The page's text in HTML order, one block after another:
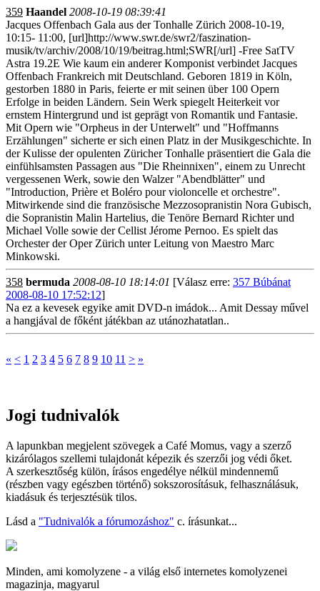
359 Haandel 2008-10-19 08:39:41
Jacques Offenbach Gala aus der Tonhalle Zürich 2008-10-19,
10:15- 11:00, [url]http://www.swr.de/swr2/faszination-
musik/tv/archiv/2008/10/19/beitrag.html;SWR[/url] -Free SatTV
Astra 19.2E Wie kaum ein anderer Komponist verbindet Jacques
Offenbach Frankreich mit Deutschland. Geboren 1819 in Köln,
gestorben 1880 in Paris, feierte er mit seinen über 100 Opern
Erfolge in beiden Ländern. Sein Werk spiegelt Heiterkeit vor
ernstem Hintergrund und ist geprägt von Romantik und Fantasie.
Mit Opern wie "Orpheus in der Unterwelt" und "Hoffmanns
Erzählungen" sicherte er sich einen Platz in der Musikgeschichte. In
der Kulisse der opulenten Züricher Tonhalle präsentiert die Gala die
einfühlsamsten Passagen aus "Die Rheinnixen", einem zu Unrecht
vergessenen Werk, sowie den Walzer "Abendblätter" und
"Introduction, Prière et Boléro pour violoncelle et orchestre".
Mitwirkende sind die französische Mezzosopranistin Nora Gubisch,
die Sopranistin Malin Hartelius, die Tenöre Bernard Richter und
Michael Volle sowie der Cellist Jérome Pernoo. Es spielt das
Orchester der Oper Zürich unter Leitung von Maestro Marc
Minkowski.
358 bermuda 2008-08-10 18:14:01 [Válasz erre: 357 Búbánat
2008-08-10 17:52:12]
Na ez a kevesek egyike amit DVD-n imádok... Amit Dessay művel
a hangjával de főként játékban az utánozhatatlan..
« < 1 2 3 4 5 6 7 8 9 10 11 > »
Jogi tudnivalók
A lapunkban megjelent szövegek a Café Momus, vagy a szerző
kizárólagos szellemi tulajdonát képezik és szerzői jog védi őket.
A szerkesztőség külön, írásos engedélye nélkül mindennemű
(részben vagy egészben történő) sokszorosításuk, felhasználásuk,
kiadásuk és terjesztésük tilos.
Lásd a "Tudnivalók a fórumozáshoz" c. írásunkat...
Minden, ami komolyzene - a világ első internetes komolyzenei
magazinja, magyarul